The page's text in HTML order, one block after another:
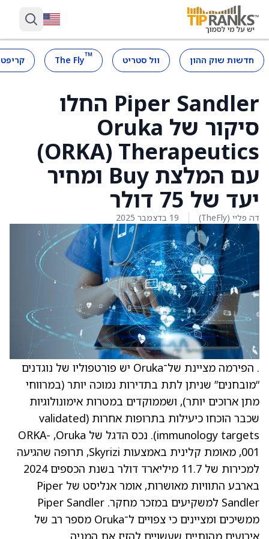
חדשות שוק ההון וול סטריט ™
The Fly
Piper Sandler החלו
סיקור של Oruka
Therapeutics ‏(ORKA)
עם המלצת Buy ומחיר
יעד של 75 דולר
דה פליי (TheFly) 19 בדצמבר 2025
. הפירמה מציינת של־Oruka יש פורטפוליו של נוגדנים
“מובחנים” שניתן לתת בתדירות נמוכה יותר (במרווחי
מתן ארוכים יותר), ושממוקדים במטרות אימונולוגיות
שכבר הוכחו כיעילות בתרופות אחרות (validated
immunology targets). נכס הדגל של Oruka, ‏ORKA-
001, מאומת קלינית באמצעות Skyrizi, תרופה שהגיעה
למכירות של 11.7 מיליארד דולר בשנת הכספים 2024
בארבע התוויות מאושרות, אומר אנליסט של Piper
Sandler למשקיעים במזכר מחקר. Piper Sandler
ממשיכים ומציינים כי צפויים ל־Oruka מספר רב של
אירועים מהותיים שעשויים להזיז את המניה